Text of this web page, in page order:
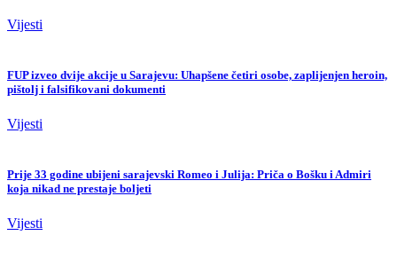
Vijesti
FUP izveo dvije akcije u Sarajevu: Uhapšene četiri osobe, zaplijenjen heroin,
pištolj i falsifikovani dokumenti
Vijesti
Prije 33 godine ubijeni sarajevski Romeo i Julija: Priča o Bošku i Admiri
koja nikad ne prestaje boljeti
Vijesti